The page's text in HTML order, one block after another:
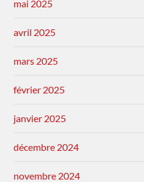
mai 2025
avril 2025
mars 2025
février 2025
janvier 2025
décembre 2024
novembre 2024